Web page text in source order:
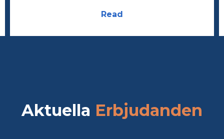
Read
Aktuella Erbjudanden